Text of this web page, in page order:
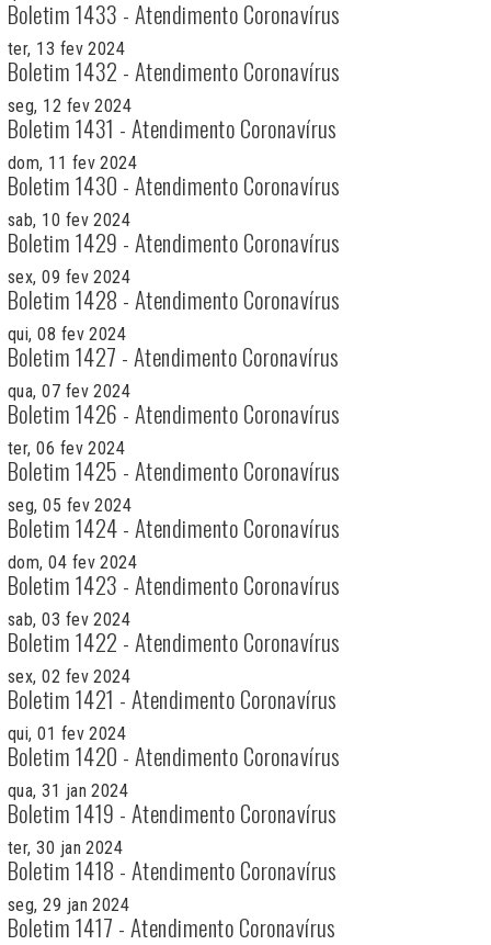
Boletim 1433 - Atendimento Coronavírus
ter, 13 fev 2024
Boletim 1432 - Atendimento Coronavírus
seg, 12 fev 2024
Boletim 1431 - Atendimento Coronavírus
dom, 11 fev 2024
Boletim 1430 - Atendimento Coronavírus
sab, 10 fev 2024
Boletim 1429 - Atendimento Coronavírus
sex, 09 fev 2024
Boletim 1428 - Atendimento Coronavírus
qui, 08 fev 2024
Boletim 1427 - Atendimento Coronavírus
qua, 07 fev 2024
Boletim 1426 - Atendimento Coronavírus
ter, 06 fev 2024
Boletim 1425 - Atendimento Coronavírus
seg, 05 fev 2024
Boletim 1424 - Atendimento Coronavírus
dom, 04 fev 2024
Boletim 1423 - Atendimento Coronavírus
sab, 03 fev 2024
Boletim 1422 - Atendimento Coronavírus
sex, 02 fev 2024
Boletim 1421 - Atendimento Coronavírus
qui, 01 fev 2024
Boletim 1420 - Atendimento Coronavírus
qua, 31 jan 2024
Boletim 1419 - Atendimento Coronavírus
ter, 30 jan 2024
Boletim 1418 - Atendimento Coronavírus
seg, 29 jan 2024
Boletim 1417 - Atendimento Coronavírus